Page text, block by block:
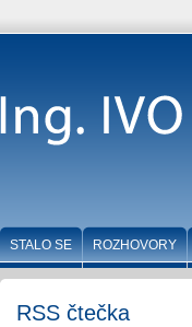
RSS čtečka
STALO SE ROZHOVORY